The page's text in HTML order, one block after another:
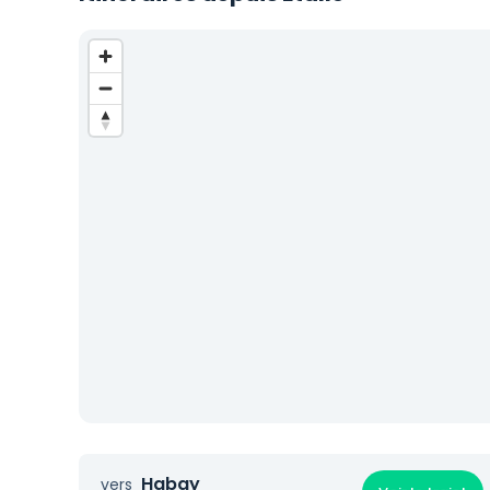
vers Habay